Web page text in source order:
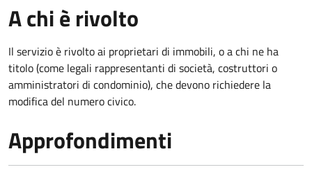
A chi è rivolto
Il servizio è rivolto ai proprietari di immobili, o a chi ne ha
titolo (come legali rappresentanti di società, costruttori o
amministratori di condominio), che devono richiedere la
modifica del numero civico.
Approfondimenti